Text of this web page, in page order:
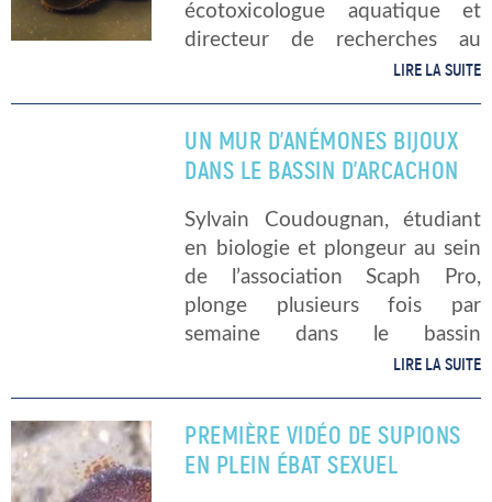
écotoxicologue aquatique et
directeur de recherches au
CNRS, a mis en place une
surveillance des eaux par des
mollusques connectés. Il a mis
en place le […]
LIRE LA SUITE
UN MUR D’ANÉMONES BIJOUX
DANS LE BASSIN D’ARCACHON
Sylvain Coudougnan, étudiant
en biologie et plongeur au sein
de l’association Scaph Pro,
plonge plusieurs fois par
semaine dans le bassin
d’Arcachon. Il plonge
bien souvent de très belles
images des fonds arcachonnais.
« J’ai photographié […]
LIRE LA SUITE
PREMIÈRE VIDÉO DE SUPIONS
EN PLEIN ÉBAT SEXUEL